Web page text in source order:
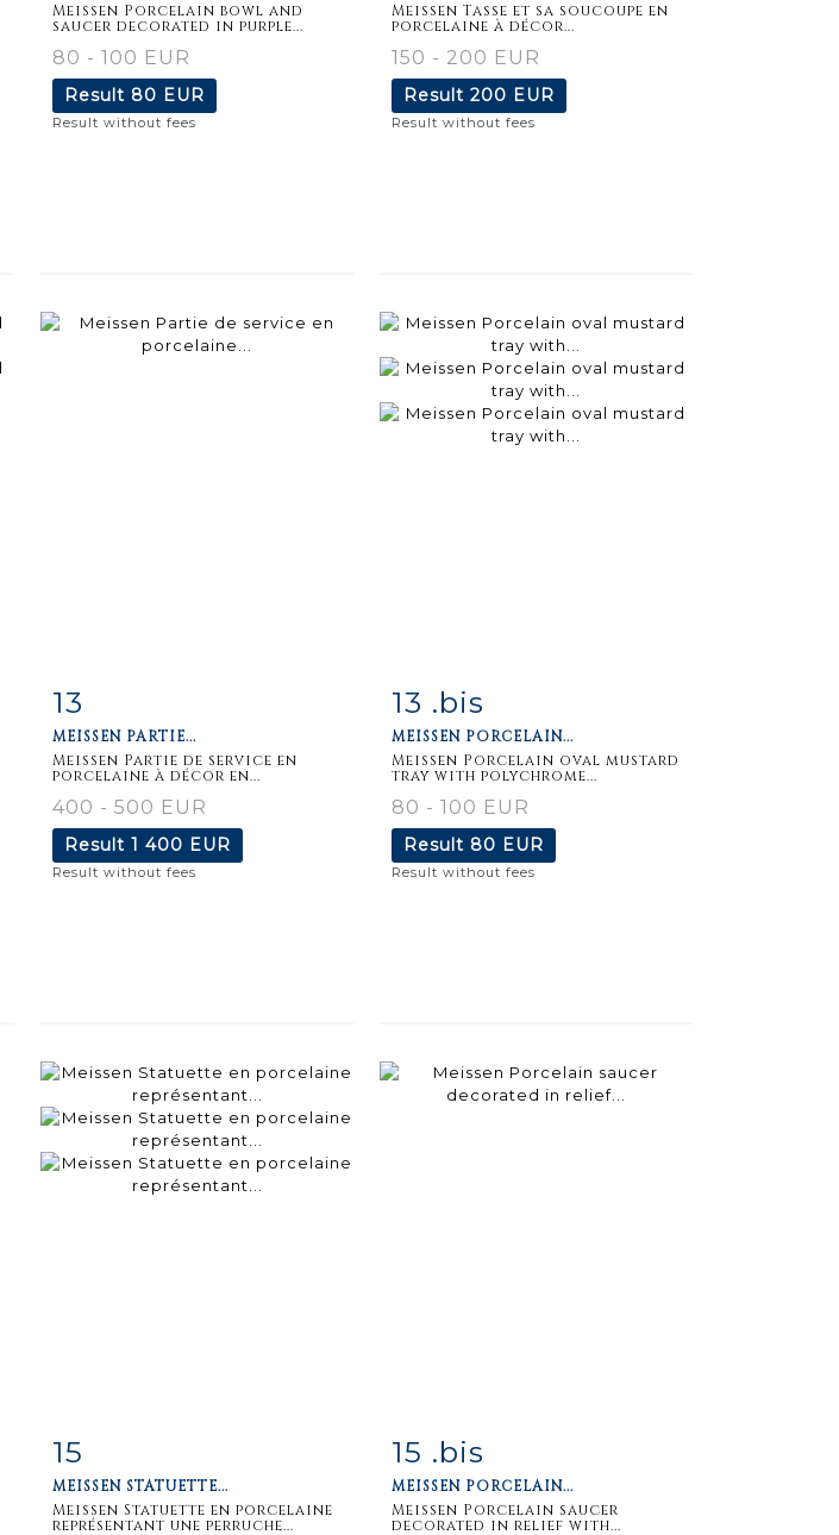
Meissen Porcelain bowl and
saucer decorated in purple...
80 - 100 EUR
Result 80 EUR
Result without fees
Meissen Tasse et sa soucoupe en
porcelaine à décor...
150 - 200 EUR
Result 200 EUR
Result without fees
Item detail
13
MEISSEN PARTIE...
Meissen Partie de service en
porcelaine à décor en...
400 - 500 EUR
Result 1 400 EUR
Result without fees
Item detail
13 .bis
MEISSEN PORCELAIN...
Meissen Porcelain oval mustard
tray with polychrome...
80 - 100 EUR
Result 80 EUR
Result without fees
Item detail
15
MEISSEN STATUETTE...
Meissen Statuette en porcelaine
représentant une perruche...
Item detail
15 .bis
MEISSEN PORCELAIN...
Meissen Porcelain saucer
decorated in relief with...